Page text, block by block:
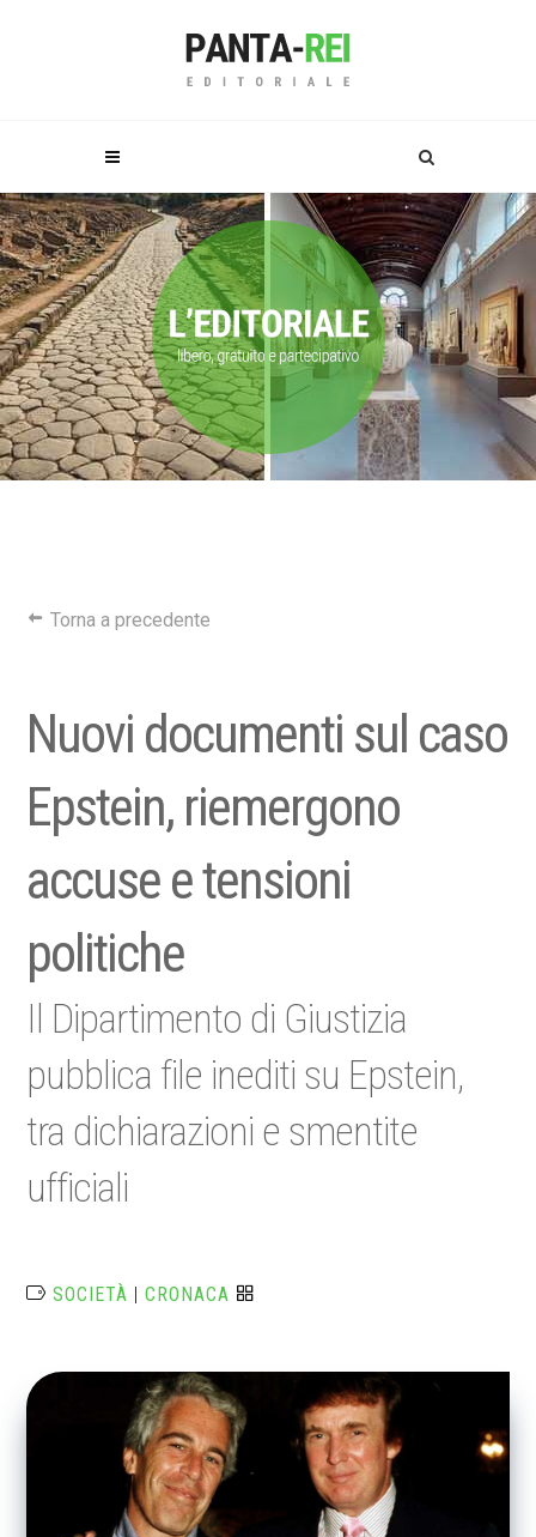
Torna a precedente
Nuovi documenti sul caso
Epstein, riemergono
accuse e tensioni
politiche
Il Dipartimento di Giustizia
pubblica file inediti su Epstein,
tra dichiarazioni e smentite
ufficiali
SOCIETÀ |CRONACA